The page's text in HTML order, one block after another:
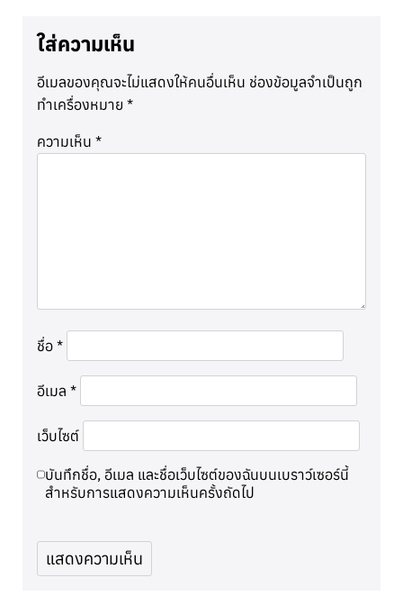
ใส่ความเห็น
อีเมลของคุณจะไม่แสดงให้คนอื่นเห็น ช่องข้อมูลจำเป็นถูก
ทำเครื่องหมาย *
ความเห็น *
ชื่อ *
อีเมล *
เว็บไซต์
บันทึกชื่อ, อีเมล และชื่อเว็บไซต์ของฉันบนเบราว์เซอร์นี้
สำหรับการแสดงความเห็นครั้งถัดไป